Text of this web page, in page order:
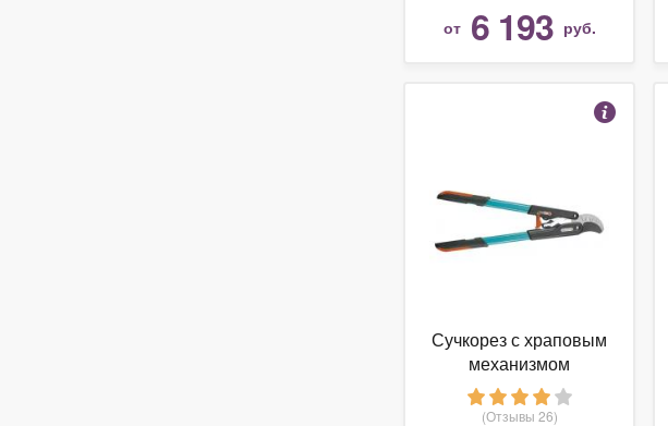
от 6 193 руб.
Сучкорез с храповым
механизмом
GARDENA Comfort
(Отзывы 26)